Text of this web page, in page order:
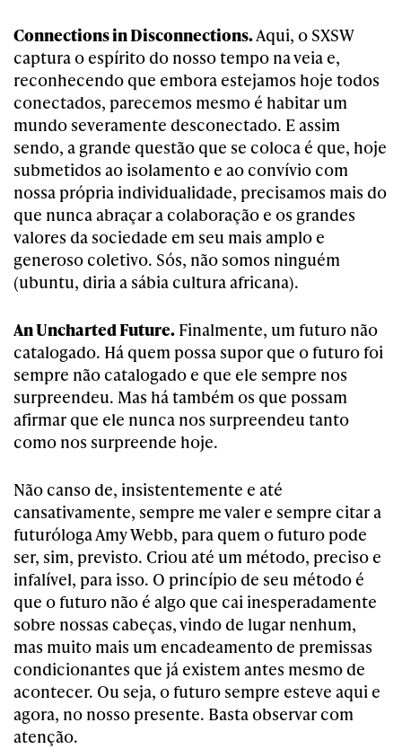
Connections in Disconnections.Aqui, o SXSW
captura o espírito do nosso tempo na veia e,
reconhecendo que embora estejamos hoje todos
conectados, parecemos mesmo é habitar um
mundo severamente desconectado. E assim
sendo, a grande questão que se coloca é que, hoje
submetidos ao isolamento e ao convívio com
nossa própria individualidade, precisamos mais do
que nunca abraçar a colaboração e os grandes
valores da sociedade em seu mais amplo e
generoso coletivo. Sós, não somos ninguém
(ubuntu, diria a sábia cultura africana).
An Uncharted Future. Finalmente, um futuro não
catalogado. Há quem possa supor que o futuro foi
sempre não catalogado e que ele sempre nos
surpreendeu. Mas há também os que possam
afirmar que ele nunca nos surpreendeu tanto
como nos surpreende hoje.
Não canso de, insistentemente e até
cansativamente, sempre me valer e sempre citar a
futuróloga Amy Webb, para quem o futuro pode
ser, sim, previsto. Criou até um método, preciso e
infalível, para isso. O princípio de seu método é
que o futuro não é algo que cai inesperadamente
sobre nossas cabeças, vindo de lugar nenhum,
mas muito mais um encadeamento de premissas
condicionantes que já existem antes mesmo de
acontecer. Ou seja, o futuro sempre esteve aqui e
agora, no nosso presente. Basta observar com
atenção.